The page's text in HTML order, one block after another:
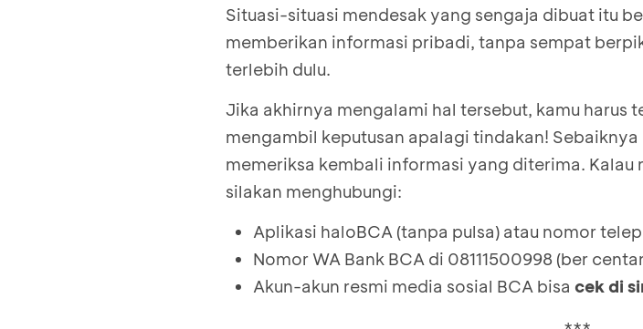
Situasi-situasi mendesak yang sengaja dibuat itu
memberikan informasi pribadi, tanpa sempat
terlebih dulu.
Jika akhirnya mengalami hal tersebut, kamu harus
mengambil keputusan apalagi tindakan!
memeriksa kembali informasi yang diterima. Kalau
silakan menghubungi:
Aplikasi haloBCA (tanpa pulsa) atau nomor
Nomor WA Bank BCA di 08111500998 (ber
Akun-akun resmi media sosial BCA bisa cek di